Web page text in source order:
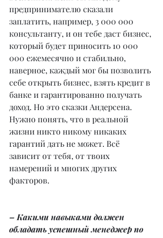
предпринимателю сказали
заплатить, например, 3 000 000
консультанту, и он тебе даст бизнес,
который будет приносить 10 000
000 ежемесячно и стабильно,
наверное, каждый мог бы позволить
себе открыть бизнес, взять кредит в
банке и гарантированно получать
доход. Но это сказки Андерсена.
Нужно понять, что в реальной
жизни никто никому никаких
гарантий дать не может. Всё
зависит от тебя, от твоих
намерений и многих других
факторов.
– Какими навыками должен
обладать успешный менеджер по